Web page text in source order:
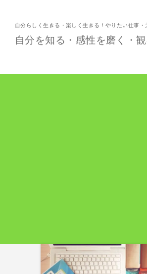
自分らしく生きる・楽しく生きる！やりたい仕事
自分を知る・感性を磨く・